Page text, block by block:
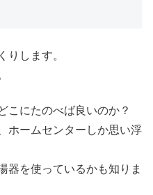
りします。
こにたのべば良いのか？
ホームセンターしか思い浮
器を使っているかも知りま